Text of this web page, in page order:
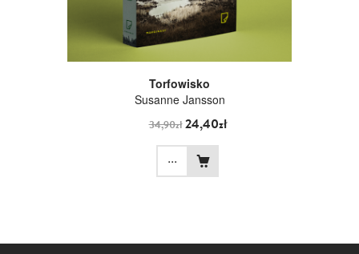
Torfowisko
Susanne Jansson
34,90zł24,40zł
...